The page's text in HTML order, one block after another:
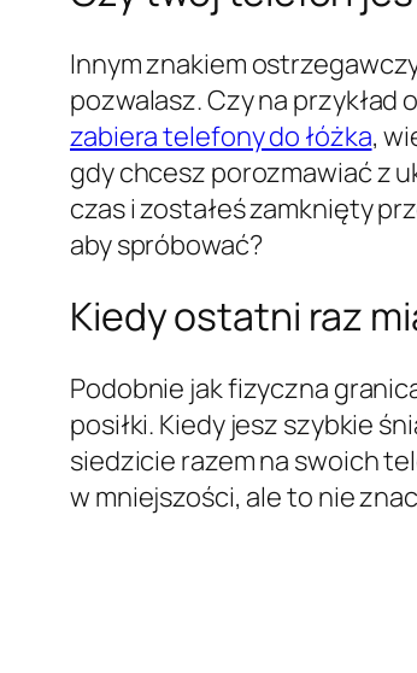
Innym znakiem
pozwalasz. Czy na
zabiera telefony do łóżka,
gdy chcesz porozmawiać z
czas i zostałeś zamknięty
aby spróbować?
Kiedy ostatni raz
Podobnie jak fizyczna
posiłki. Kiedy jesz szybkie
siedzicie razem na swoich
w mniejszości, ale to nie